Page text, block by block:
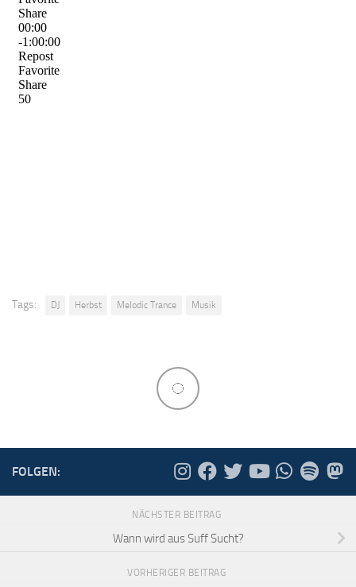
Tags: DJ Herbst Melodic Trance Musik
FOLGEN:
NÄCHSTER BEITRAG
Wann wird aus Suff Sucht?
VORHERIGER BEITRAG